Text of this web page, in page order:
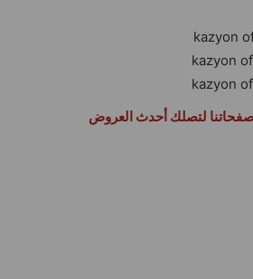
لتصلك أحدث العروض